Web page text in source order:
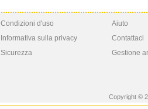
Condizioni d'uso
Informativa sulla privacy
Sicurezza
Aiuto
Contattaci
Gestione
Copyright ©